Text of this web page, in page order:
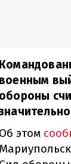
военным
обороны
Об этом